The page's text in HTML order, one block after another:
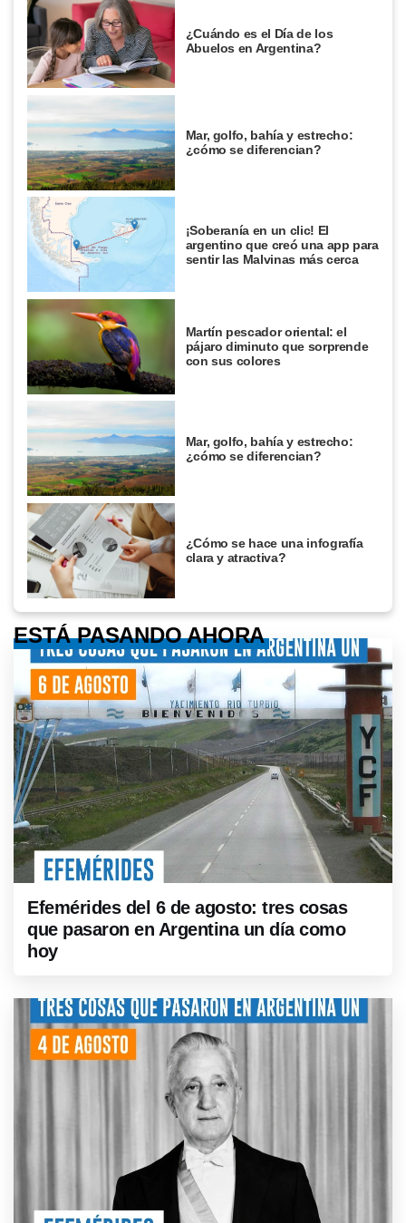
¿Cuándo es el Día de los
Abuelos en Argentina?
Mar, golfo, bahía y estrecho:
¿cómo se diferencian?
¡Soberanía en un clic! El
argentino que creó una app para
sentir las Malvinas más cerca
Martín pescador oriental: el
pájaro diminuto que sorprende
con sus colores
Mar, golfo, bahía y estrecho:
¿cómo se diferencian?
¿Cómo se hace una infografía
clara y atractiva?
ESTÁ PASANDO AHORA
Efemérides del 6 de agosto: tres cosas
que pasaron en Argentina un día como
hoy